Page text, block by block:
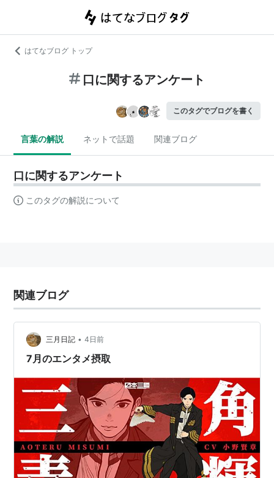
はてなブログ トップ
口に関するアンケート
このタグでブログを書く
言葉の解説 ネットで話題 関連ブログ
口に関するアンケート
このタグの解説について
関連ブログ
三月日記 • 4日前
7月のエンタメ摂取